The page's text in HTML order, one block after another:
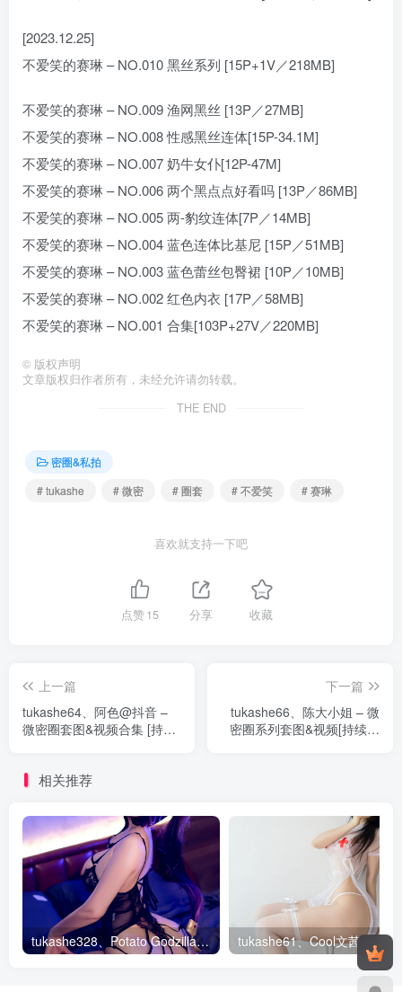
[2023.12.25]
不爱笑的赛琳 – NO.010 黑丝系列 [15P+1V／218MB]
不爱笑的赛琳 – NO.009 渔网黑丝 [13P／27MB]
不爱笑的赛琳 – NO.008 性感黑丝连体[15P-34.1M]
不爱笑的赛琳 – NO.007 奶牛女仆[12P-47M]
不爱笑的赛琳 – NO.006 两个黑点点好看吗 [13P／86MB]
不爱笑的赛琳 – NO.005 两-豹纹连体[7P／14MB]
不爱笑的赛琳 – NO.004 蓝色连体比基尼 [15P／51MB]
不爱笑的赛琳 – NO.003 蓝色蕾丝包臀裙 [10P／10MB]
不爱笑的赛琳 – NO.002 红色内衣 [17P／58MB]
不爱笑的赛琳 – NO.001 合集[103P+27V／220MB]
© 版权声明
文章版权归作者所有，未经允许请勿转载。
THE END
密圈&私拍
# tukashe
# 微密 # 圈套 # 不爱笑 # 赛琳
喜欢就支持一下吧
点赞15 分享 收藏
上一篇
tukashe64、阿色@抖音 –
微密圈套图&视频合集 [持续
下一篇
tukashe66、陈大小姐 – 微
密圈系列套图&视频[持续更
相关推荐
tukashe328、Potato Godzilla – 全套154期&随包视频